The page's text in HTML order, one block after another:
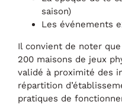
saison)
Les événements
Il convient de noter
200 maisons de jeux
validé à proximité des
répartition
pratiques de